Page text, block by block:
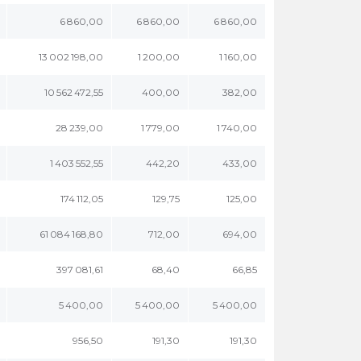
6 860,00 6 860,00 6 860,00
13 002 198,00 1 200,00 1 160,00
10 562 472,55 400,00 382,00
28 239,00 1 779,00 1 740,00
1 403 552,55 442,20 433,00
174 112,05 129,75 125,00
61 084 168,80 712,00 694,00
397 081,61 68,40 66,85
5 400,00 5 400,00 5 400,00
956,50 191,30 191,30